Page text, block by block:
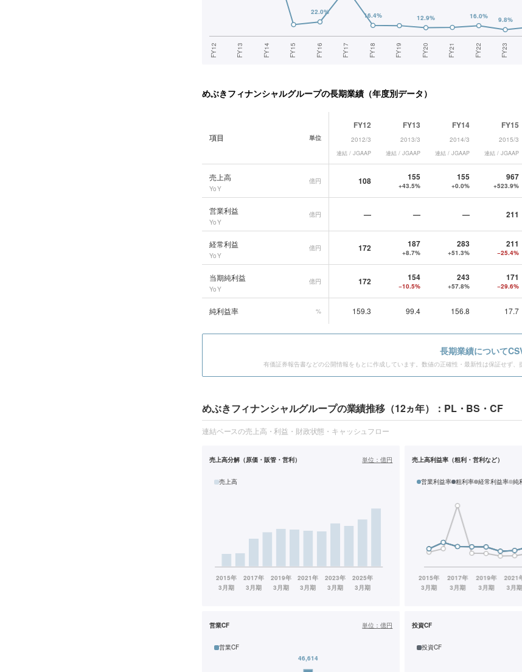
めぶきフィナンシャルグループの長期業績（年度別データ）
項目 単位
FY12
2012/3
連結 / JGAAP
FY13
2013/3
連結 / JGAAP
FY14
2014/3
連結 / JGAAP
FY15
2015/3
連結 / JGAAP
売上高
YoY
億円 108 155
+43.5%
155
+0.0%
967
+523.9%
営業利益
YoY
億円 — — — 211
経常利益
YoY
億円 172 187
+8.7%
283
+51.3%
211
−25.4%
当期純利益
YoY
億円 172 154
−10.5%
243
+57.8%
171
−29.6%
純利益率 % 159.3 99.4 156.8 17.7
長期業績について
有価証券報告書などの公開情報をもとに作成しています。数値の正確性・最新性は保証せず
めぶきフィナンシャルグループの業績推移（12ヵ年）：PL・BS・CF
連結ベースの売上高・利益・財政状態・キャッシュフロー
売上高分解（原価・販管・営利） 単位：億円
売上高
売上高利益率（粗利・営利など）
営業利益率 粗利率 経常利益率 純
営業CF 単位：億円
営業CF
投資CF
投資CF